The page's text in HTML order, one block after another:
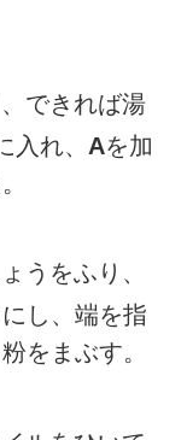
できれば湯
れ、 Aを加
うをふり、
し、端を指
をまぶす。